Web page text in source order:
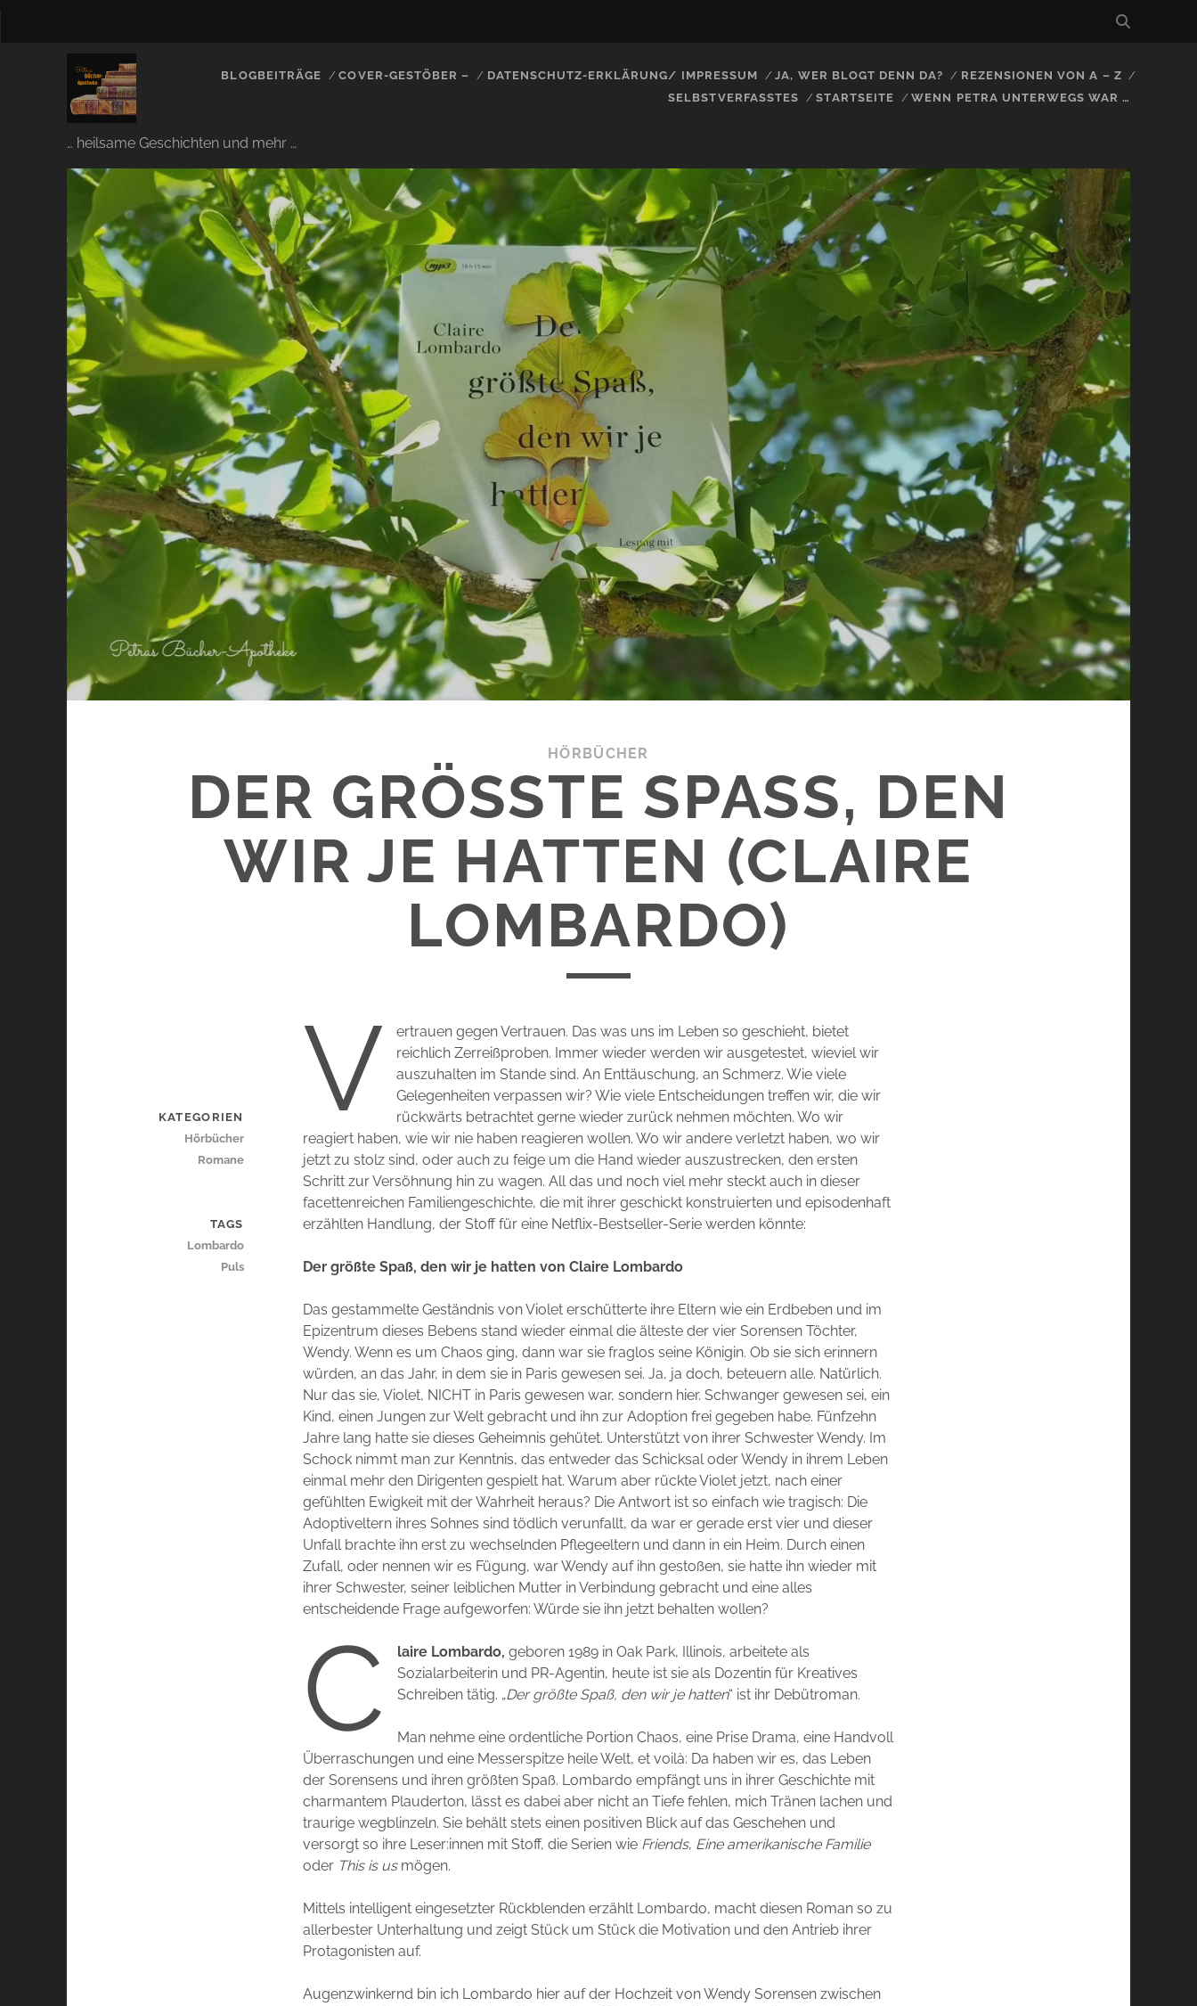
… heilsame Geschichten und mehr …
BLOGBEITRÄGE COVER-GESTÖBER – DATENSCHUTZ-ERKLÄRUNG/ IMPRESSUM JA, WER BLOGT DENN DA?
REZENSIONEN VON A – Z
SELBSTVERFASSTES
STARTSEITE WENN PETRA UNTERWEGS WAR …
HÖRBÜCHER
DER GRÖSSTE SPASS, DEN WI
R JE HATTEN (CLAIRE LO
MBARDO)
V
ertrauen gegen Vertrauen. Das was uns im Leben so geschieht, bietet
reichlich Zerreißproben. Immer wieder werden wir ausgetestet, wieviel wir
auszuhalten im Stande sind. An Enttäuschung, an Schmerz. Wie viele
Gelegenheiten verpassen wir? Wie viele Entscheidungen treffen wir, die wir
rückwärts betrachtet gerne wieder zurück nehmen möchten. Wo wir
reagiert haben, wie wir nie haben reagieren wollen. Wo wir andere verletzt haben, wo wir
jetzt zu stolz sind, oder auch zu feige um die Hand wieder auszustrecken, den ersten
Schritt zur Versöhnung hin zu wagen. All das und noch viel mehr steckt auch in dieser
facettenreichen Familiengeschichte, die mit ihrer geschickt konstruierten und episodenhaft
erzählten Handlung, der Stoff für eine Netflix-Bestseller-Serie werden könnte:
Der größte Spaß, den wir je hatten von Claire Lombardo
Das gestammelte Geständnis von Violet erschütterte ihre Eltern wie ein Erdbeben und im
Epizentrum dieses Bebens stand wieder einmal die älteste der vier Sorensen Töchter,
Wendy. Wenn es um Chaos ging, dann war sie fraglos seine Königin. Ob sie sich erinnern
würden, an das Jahr, in dem sie in Paris gewesen sei. Ja, ja doch, beteuern alle. Natürlich.
Nur das sie, Violet, NICHT in Paris gewesen war, sondern hier. Schwanger gewesen sei, ein
Kind, einen Jungen zur Welt gebracht und ihn zur Adoption frei gegeben habe. Fünfzehn
Jahre lang hatte sie dieses Geheimnis gehütet. Unterstützt von ihrer Schwester Wendy. Im
Schock nimmt man zur Kenntnis, das entweder das Schicksal oder Wendy in ihrem Leben
einmal mehr den Dirigenten gespielt hat. Warum aber rückte Violet jetzt, nach einer
gefühlten Ewigkeit mit der Wahrheit heraus? Die Antwort ist so einfach wie tragisch: Die
Adoptiveltern ihres Sohnes sind tödlich verunfallt, da war er gerade erst vier und dieser
Unfall brachte ihn erst zu wechselnden Pflegeeltern und dann in ein Heim. Durch einen
Zufall, oder nennen wir es Fügung, war Wendy auf ihn gestoßen, sie hatte ihn wieder mit
ihrer Schwester, seiner leiblichen Mutter in Verbindung gebracht und eine alles
entscheidende Frage aufgeworfen: Würde sie ihn jetzt behalten wollen?
C laire Lombardo, geboren 1989 in Oak Park, Illinois, arbeitete als
Sozialarbeiterin und PR-Agentin, heute ist sie als Dozentin für Kreatives
Schreiben tätig. „Der größte Spaß, den wir je hatten“ ist ihr Debütroman.
Man nehme eine ordentliche Portion Chaos, eine Prise Drama, eine Handvoll
Überraschungen und eine Messerspitze heile Welt, et voilà: Da haben wir es, das Leben
der Sorensens und ihren größten Spaß. Lombardo empfängt uns in ihrer Geschichte mit
charmantem Plauderton, lässt es dabei aber nicht an Tiefe fehlen, mich Tränen lachen und
traurige wegblinzeln. Sie behält stets einen positiven Blick auf das Geschehen und
versorgt so ihre Leser:innen mit Stoff, die Serien wie Friends, Eine amerikanische Familie
oder This is usmögen.
Mittels intelligent eingesetzter Rückblenden erzählt Lombardo, macht diesen Roman so zu
allerbester Unterhaltung und zeigt Stück um Stück die Motivation und den Antrieb ihrer
Protagonisten auf.
Augenzwinkernd bin ich Lombardo hier auf der Hochzeit von Wendy Sorensen zwischen
KATEGORIEN
Hörbücher
Romane
TAGS
Lombardo
Puls